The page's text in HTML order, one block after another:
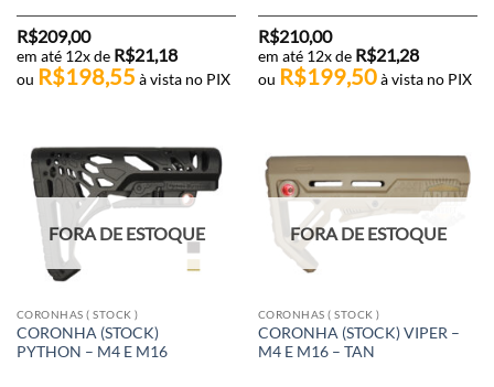
R$209,00
em até 12x de R$21,18
ou R$198,55 à vista no PIX
R$210,00
em até 12x de R$21,28
ou R$199,50 à vista no PIX
FORA DE ESTOQUE
CORONHAS ( STOCK )
CORONHA (STOCK)
PYTHON – M4 E M16
FORA DE ESTOQUE
CORONHAS ( STOCK )
CORONHA (STOCK) VIPER –
M4 E M16 – TAN